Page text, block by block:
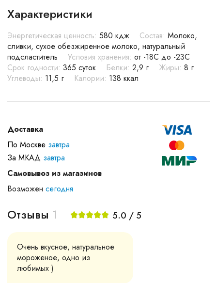
Характеристики
Энергетическая ценность: 580 кдж Состав: Молоко,
сливки, сухое обезжиренное молоко, натуральный
подсластитель
Условия хранения: от -18С до -23С
Срок годности: 365 суток Белки: 2,9 г Жиры: 8 г
Углеводы: 11,5 г Калории: 138 ккал
Доставка
По Москве завтра
За МКАД завтра
Самовывоз из магазинов
Возможен сегодня
Отзывы 1 5.0 / 5
Очень вкусное, натуральное
мороженое, одно из
любимых )